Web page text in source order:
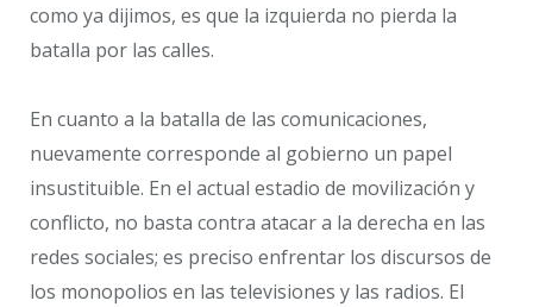
como ya dijimos, es que la izquierda no pierda la
batalla por las calles.
En cuanto a la batalla de las comunicaciones,
nuevamente corresponde al gobierno un papel
insustituible. En el actual estadio de movilización y
conflicto, no basta contra atacar a la derecha en las
redes sociales; es preciso enfrentar los discursos de
los monopolios en las televisiones y las radios. El